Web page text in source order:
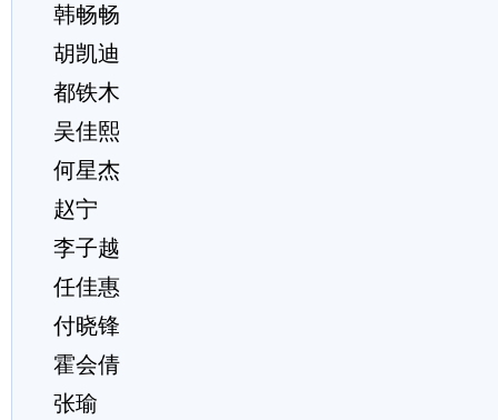
韩畅畅
胡凯迪
都铁木
吴佳熙
何星杰
赵宁
李子越
任佳惠
付晓锋
霍会倩
张瑜